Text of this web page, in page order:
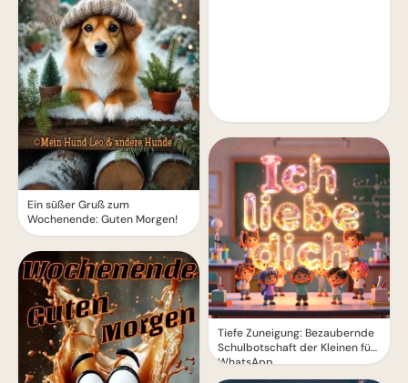
Ein süßer Gruß zum
Wochenende: Guten Morgen!
Tiefe Zuneigung: Bezaubernde
Schulbotschaft der Kleinen für
WhatsApp